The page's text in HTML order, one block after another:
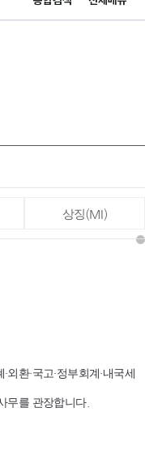
상징(MI)
환·국고·정부회계·내국세
무를 관장합니다.